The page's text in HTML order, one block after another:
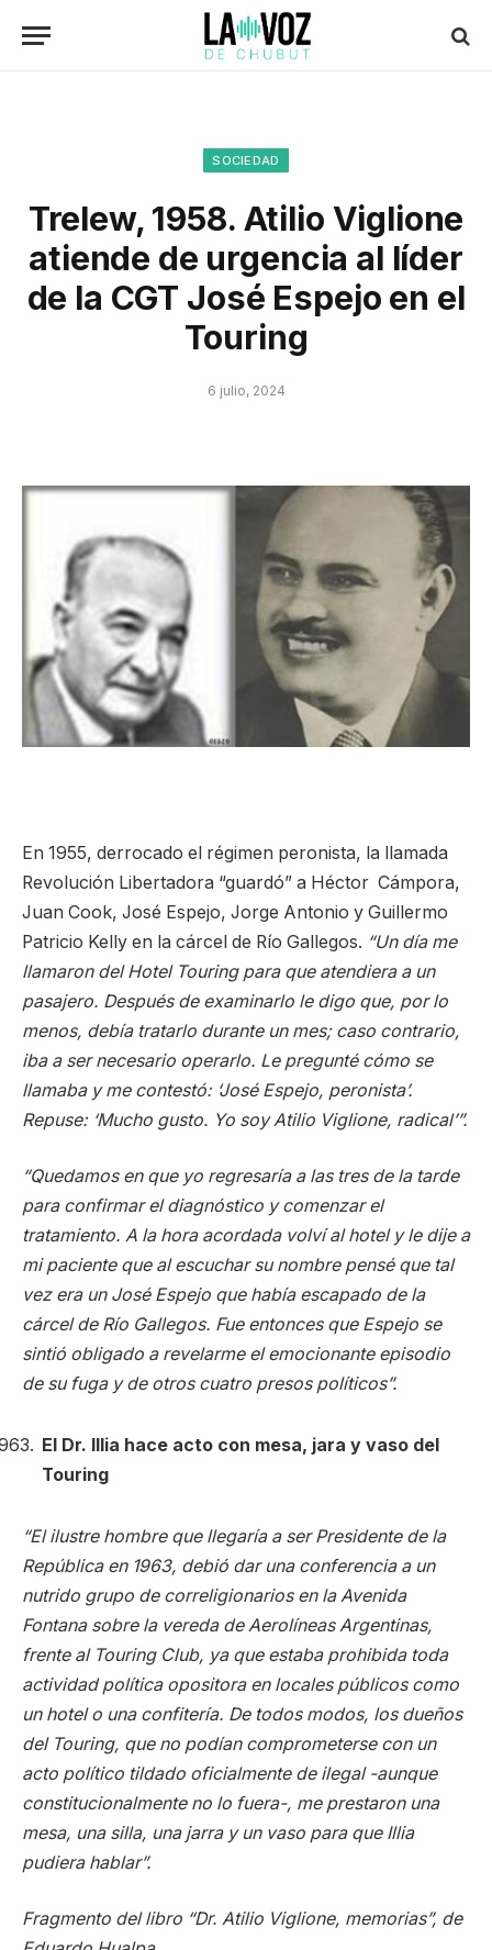
SOCIEDAD
Trelew, 1958. Atilio Viglione
atiende de urgencia al líder
de la CGT José Espejo en el
Touring
6 julio, 2024
En 1955, derrocado el régimen peronista, la llamada
Revolución Libertadora “guardó” a Héctor Cámpora,
Juan Cook, José Espejo, Jorge Antonio y Guillermo
Patricio Kelly en la cárcel de Río Gallegos. “Un día me
llamaron del Hotel Touring para que atendiera a un
pasajero. Después de examinarlo le digo que, por lo
menos, debía tratarlo durante un mes; caso contrario,
iba a ser necesario operarlo. Le pregunté cómo se
llamaba y me contestó: ‘José Espejo, peronista’.
Repuse: ‘Mucho gusto. Yo soy Atilio Viglione, radical’”.
“Quedamos en que yo regresaría a las tres de la tarde
para confirmar el diagnóstico y comenzar el
tratamiento. A la hora acordada volví al hotel y le dije a
mi paciente que al escuchar su nombre pensé que tal
vez era un José Espejo que había escapado de la
cárcel de Río Gallegos. Fue entonces que Espejo se
sintió obligado a revelarme el emocionante episodio
de su fuga y de otros cuatro presos políticos”.
El Dr. Illia hace acto con mesa, jara y vaso del
Touring
“El ilustre hombre que llegaría a ser Presidente de la
República en 1963, debió dar una conferencia a un
nutrido grupo de correligionarios en la Avenida
Fontana sobre la vereda de Aerolíneas Argentinas,
frente al Touring Club, ya que estaba prohibida toda
actividad política opositora en locales públicos como
un hotel o una confitería. De todos modos, los dueños
del Touring, que no podían comprometerse con un
acto político tildado oficialmente de ilegal -aunque
constitucionalmente no lo fuera-, me prestaron una
mesa, una silla, una jarra y un vaso para que Illia
pudiera hablar”.
Fragmento del libro “Dr. Atilio Viglione, memorias”, de